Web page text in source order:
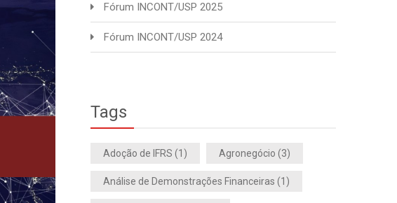
Fórum INCONT/USP 2025
Fórum INCONT/USP 2024
Tags
Adoção de IFRS (1) Agronegócio (3)
Análise de Demonstrações Financeiras (1)